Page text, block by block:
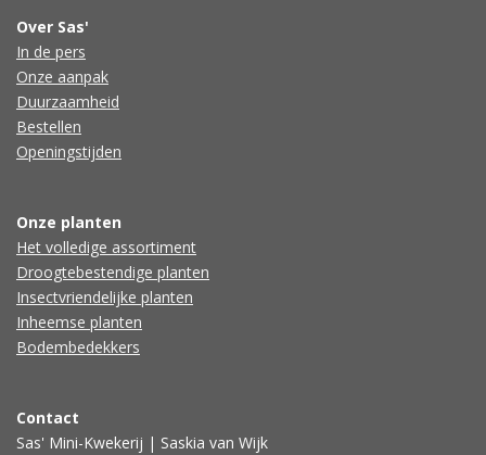
Over Sas'
In de pers
Onze aanpak
Duurzaamheid
Bestellen
Openingstijden
Onze planten
Het volledige assortiment
Droogtebestendige planten
Insectvriendelijke planten
Inheemse planten
Bodembedekkers
Contact
Sas' Mini-Kwekerij | Saskia van Wijk